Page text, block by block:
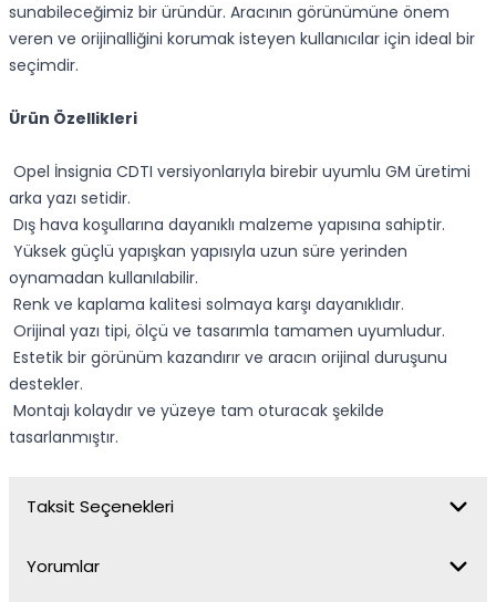
sunabileceğimiz bir üründür. Aracının görünümüne önem
veren ve orijinalliğini korumak isteyen kullanıcılar için ideal bir
seçimdir.
Ürün Özellikleri
Opel İnsignia CDTI versiyonlarıyla birebir uyumlu GM üretimi
arka yazı setidir.
Dış hava koşullarına dayanıklı malzeme yapısına sahiptir.
Yüksek güçlü yapışkan yapısıyla uzun süre yerinden
oynamadan kullanılabilir.
Renk ve kaplama kalitesi solmaya karşı dayanıklıdır.
Orijinal yazı tipi, ölçü ve tasarımla tamamen uyumludur.
Estetik bir görünüm kazandırır ve aracın orijinal duruşunu
destekler.
Montajı kolaydır ve yüzeye tam oturacak şekilde
tasarlanmıştır.
Taksit Seçenekleri
Yorumlar